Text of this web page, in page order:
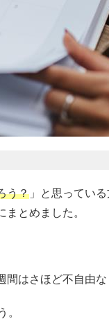
う？ 」と思ってい
とめました。
はさほど不自由な
。